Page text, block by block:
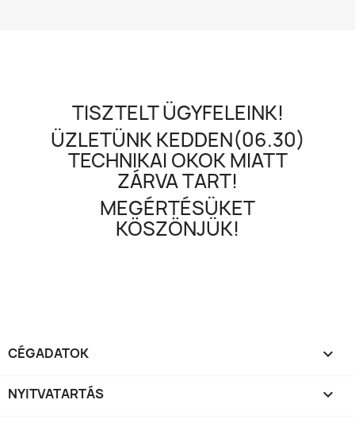
TISZTELT ÜGYFELEINK!
ÜZLETÜNK KEDDEN(06.30)
TECHNIKAI OKOK MIATT
ZÁRVA TART!
MEGÉRTÉSÜKET
KÖSZÖNJÜK!
CÉGADATOK 
NYITVATARTÁS 